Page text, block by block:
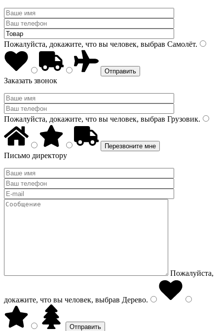
Пожалуйста, докажите, что вы человек, выбрав Самолёт.
Заказать звонок
Пожалуйста, докажите, что вы человек, выбрав Грузовик.
Письмо директору
Пожалуйста,
докажите, что вы человек, выбрав Дерево.